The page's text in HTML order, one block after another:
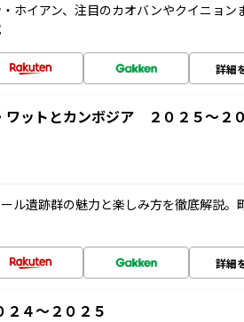
ホイアン、注目のカオバンやクイニョン
詳細
ットとカンボジア ２０２５～２
ル遺跡群の魅力と楽しみ方を徹底解説。
詳細
４～２０２５